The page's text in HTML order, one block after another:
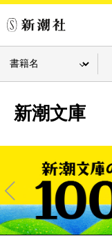
新潮文庫
Pre
v